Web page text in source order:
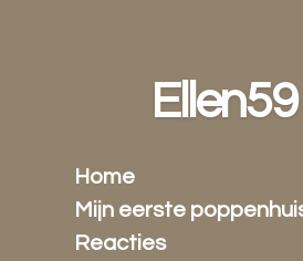
Ellen59
Home
Mijn eerste
Reacties